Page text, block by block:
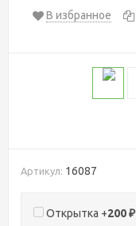
В избранное
Артикул: 16087
Открытка +200₽